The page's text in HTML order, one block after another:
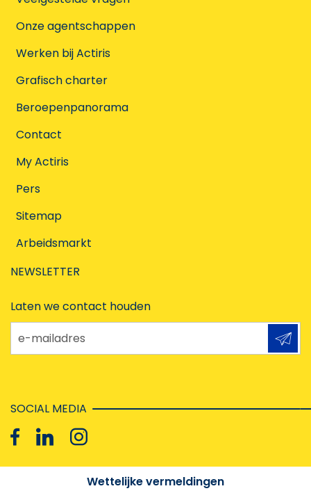
Onze agentschappen
Werken bij Actiris
Grafisch charter
Beroepenpanorama
Contact
My Actiris
Pers
Sitemap
Arbeidsmarkt
NEWSLETTER
Laten we contact houden
e-mailadres
SOCIAL MEDIA
Wettelijke vermeldingen